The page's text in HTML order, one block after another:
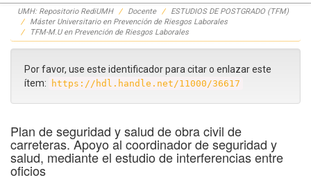
Skip
navigation
UMH: Repositorio RediUMH Docente
ESTUDIOS DE POSTGRADO (TFM)
Máster Universitario en Prevención de Riesgos Laborales
TFM-M.U en Prevención de Riesgos Laborales
Por favor, use este identificador para citar o enlazar este
ítem:
https://hdl.handle.net/11000/36617
Plan de seguridad y salud de obra civil de
carreteras. Apoyo al coordinador de seguridad y
salud, mediante el estudio de interferencias entre
oficios